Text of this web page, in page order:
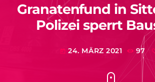
Granatenfund in
Polizei sperrt
today 24. MÄRZ 2021 97